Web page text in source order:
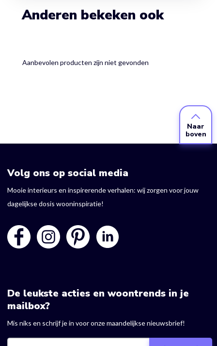
Anderen bekeken ook
Aanbevolen producten zijn niet gevonden
Naar
boven
Volg ons op social media
Mooie interieurs en inspirerende verhalen: wij zorgen voor jouw
dagelijkse dosis wooninspiratie!
De leukste acties en woontrends in je
mailbox?
Mis niks en schrijf je in voor onze maandelijkse nieuwsbrief!